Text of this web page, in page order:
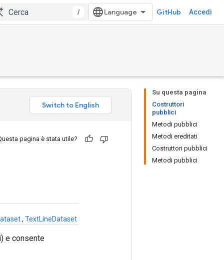
/ GitHub Accedi
Su questa pagina
Costruttori
pubblici
Metodi pubblici
Metodi ereditati
Costruttori pubblici
Metodi pubblici
pagina è stata utile?
, TextLineDataset
e consente